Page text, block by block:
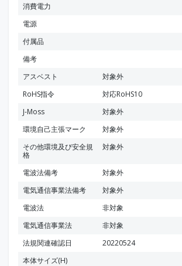
消費電力
電源
付属品
備考
アスベスト
対象外
RoHS指令
対応RoHS10
J-Moss
対象外
環境自己主張マーク
対象外
その他環境及び安全規
格
対象外
電波法備考
対象外
電気通信事業法備考
対象外
電波法
非対象
電気通信事業法
非対象
法規関連確認日
20220524
本体サイズ(H)